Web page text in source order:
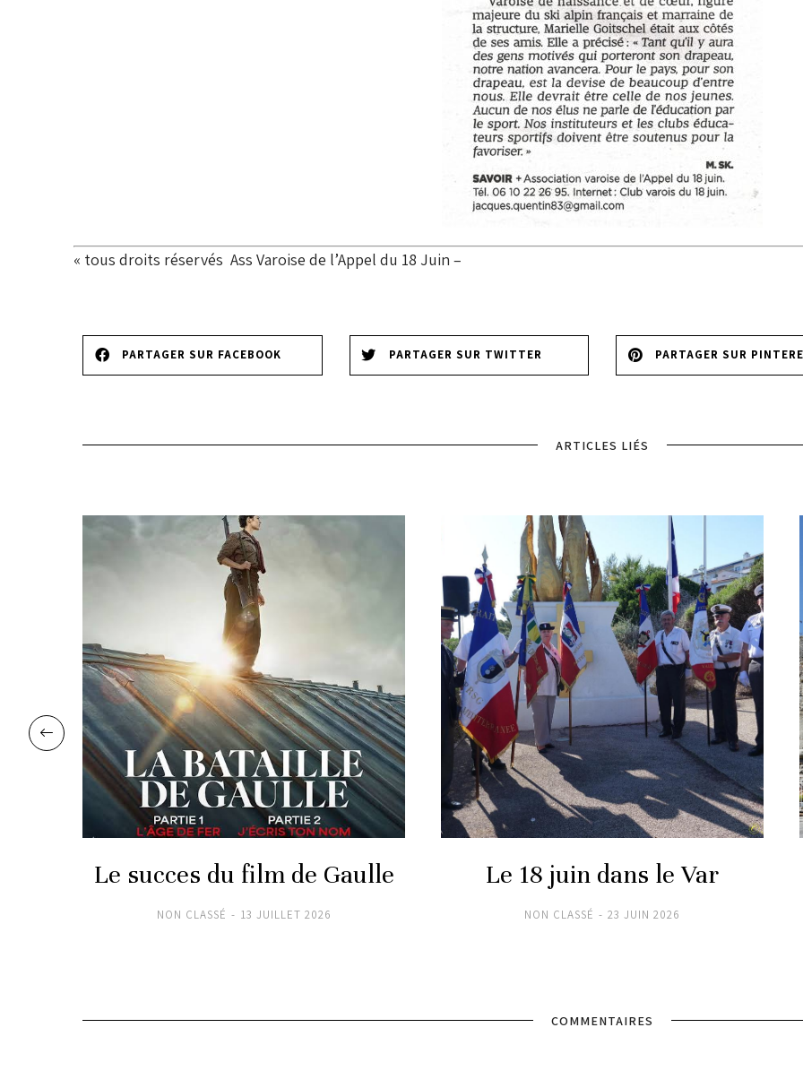
« tous droits réservés Ass Varoise de l’Appel du 18 Juin –
PARTAGER SUR FACEBOOK PARTAGER SUR TWITTER PARTAGER SUR
ARTICLES LIÉS
Le succes du film de Gaulle
NON CLASSÉ 13 JUILLET 2026
Le 18 juin dans le Var
NON CLASSÉ 23 JUIN 2026
COMMENTAIRES